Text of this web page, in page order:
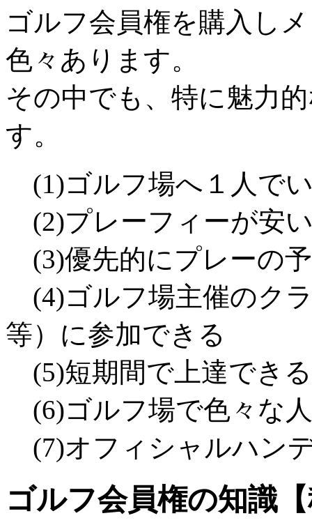
ゴルフ会員権を購入し
色々あります。
その中でも、特に魅力
す。
(1)ゴルフ場へ１人で
(2)プレーフィーが安
(3)優先的にプレーの
(4)ゴルフ場主催のク
等）に参加できる
(5)短期間で上達できる
(6)ゴルフ場で色々な
(7)オフィシャルハン
ゴルフ会員権の知識